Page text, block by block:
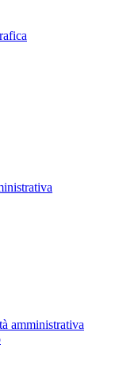
amministrativa